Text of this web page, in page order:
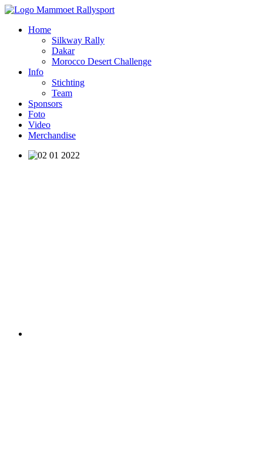
Home
Silkway Rally
Dakar
Morocco Desert Challenge
Info
Stichting
Team
Sponsors
Foto
Video
Merchandise